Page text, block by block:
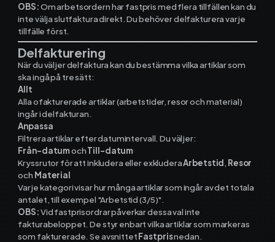
Offert NY
Signatur
Kontakt och support
OBS:Om arbetsordern har fastpris med flera tillfällen kan du
inte välja slutfaktura direkt. Du behöver delfakturera varje
tillfälle först.
Delfakturering
När du väljer delfaktura kan du bestämma vilka artiklar som
ska ingå på tre sätt:
Allt
Alla ofakturerade artiklar (arbetstider, resor och material)
ingår i delfakturan.
Anpassa
Filtrera artiklar efter datumintervall. Du väljer:
Från-datumochTill-datum
Kryssrutor för att inkludera eller exkluderaArbetstid, Resor
och Material
Varje kategori visar hur många artiklar som ingår av det totala
antalet, till exempel "Arbetstid (3/5)".
OBS:Vid fastprisordrar påverkar dessa val inte
fakturabeloppet. De styr enbart vilka artiklar som markeras
som fakturerade. Se avsnittetFastprisnedan.